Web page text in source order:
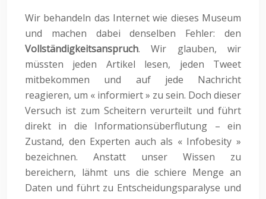
Wir behandeln das Internet wie dieses Museum
und machen dabei denselben Fehler: den
Vollständigkeitsanspruch. Wir glauben, wir
müssten jeden Artikel lesen, jeden Tweet
mitbekommen und auf jede Nachricht
reagieren, um « informiert » zu sein. Doch dieser
Versuch ist zum Scheitern verurteilt und führt
direkt in die Informationsüberflutung – ein
Zustand, den Experten auch als « Infobesity »
bezeichnen. Anstatt unser Wissen zu
bereichern, lähmt uns die schiere Menge an
Daten und führt zu Entscheidungsparalyse und